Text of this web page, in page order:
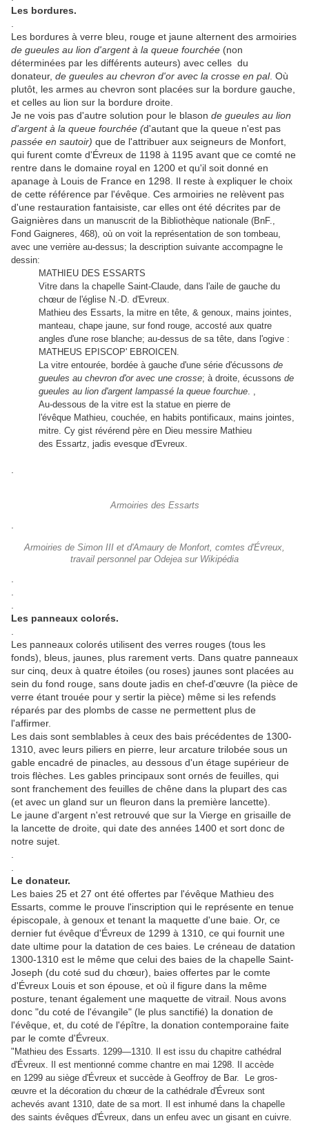
Les bordures.
Les bordures à verre bleu, rouge et jaune alternent des armoiries
de gueules au lion d'argent à la queue fourchée (non
déterminées par les différents auteurs) avec celles du
donateur, de gueules au chevron d'or avec la crosse en pal. Où
plutôt, les armes au chevron sont placées sur la bordure gauche,
et celles au lion sur la bordure droite.
Je ne vois pas d'autre solution pour le blason de gueules au lion
d'argent à la queue fourchée (d'autant que la queue n'est pas
passée en sautoir) que de l'attribuer aux seigneurs de Monfort,
qui furent comte d'Évreux de 1198 à 1195 avant que ce comté ne
rentre dans le domaine royal en 1200 et qu'il soit donné en
apanage à Louis de France en 1298. Il reste à expliquer le choix
de cette référence par l'évêque. Ces armoiries ne relèvent pas
d'une restauration fantaisiste, car elles ont été décrites par de
Gaignières dans un manuscrit de la Bibliothèque nationale (BnF.,
Fond Gaigneres, 468), où on voit la représentation de son tombeau,
avec une verrière au-dessus; la description suivante accompagne le
dessin:
MATHIEU DES ESSARTS
Vitre dans la chapelle Saint-Claude, dans l'aile de gauche du
chœur de l'église N.-D. d'Evreux.
Mathieu des Essarts, la mitre en tête, & genoux, mains jointes,
manteau, chape jaune, sur fond rouge, accosté aux quatre
angles d'une rose blanche; au-dessus de sa tête, dans l'ogive :
MATHEUS EPISCOP' EBROICEN.
La vitre entourée, bordée à gauche d'une série d'écussons de
gueules au chevron d'or avec une crosse; à droite, écussons de
gueules au lion d'argent lampassé la queue fourchue. ,
Au-dessous de la vitre est la statue en pierre de
l'évêque Mathieu, couchée, en habits pontificaux, mains jointes,
mitre. Cy gist révérend père en Dieu messire Mathieu
des Essartz, jadis evesque d'Evreux.
Armoiries des Essarts
Armoiries de Simon III et d'Amaury de Monfort, comtes d'Évreux,
travail personnel par Odejea sur Wikipédia
Les panneaux colorés.
Les panneaux colorés utilisent des verres rouges (tous les
fonds), bleus, jaunes, plus rarement verts. Dans quatre panneaux
sur cinq, deux à quatre étoiles (ou roses) jaunes sont placées au
sein du fond rouge, sans doute jadis en chef-d'œuvre (la pièce de
verre étant trouée pour y sertir la pièce) même si les refends
réparés par des plombs de casse ne permettent plus de
l'affirmer.
Les dais sont semblables à ceux des bais précédentes de 1300-
1310, avec leurs piliers en pierre, leur arcature trilobée sous un
gable encadré de pinacles, au dessous d'un étage supérieur de
trois flèches. Les gables principaux sont ornés de feuilles, qui
sont franchement des feuilles de chêne dans la plupart des cas
(et avec un gland sur un fleuron dans la première lancette).
Le jaune d'argent n'est retrouvé que sur la Vierge en grisaille de
la lancette de droite, qui date des années 1400 et sort donc de
notre sujet.
Le donateur.
Les baies 25 et 27 ont été offertes par l'évêque Mathieu des
Essarts, comme le prouve l'inscription qui le représente en tenue
épiscopale, à genoux et tenant la maquette d'une baie. Or, ce
dernier fut évêque d'Évreux de 1299 à 1310, ce qui fournit une
date ultime pour la datation de ces baies. Le créneau de datation
1300-1310 est le même que celui des baies de la chapelle Saint-
Joseph (du coté sud du chœur), baies offertes par le comte
d'Évreux Louis et son épouse, et où il figure dans la même
posture, tenant également une maquette de vitrail. Nous avons
donc "du coté de l'évangile" (le plus sanctifié) la donation de
l'évêque, et, du coté de l'épître, la donation contemporaine faite
par le comte d'Évreux.
"Mathieu des Essarts. 1299—1310.
Il est issu du chapitre cathédral
d'Évreux. Il est mentionné comme chantre en mai 1298. Il accède
en 1299 au siège d'Évreux et succède à Geoffroy de Bar.
Le gros-
œuvre et la décoration du chœur de la cathédrale d'Évreux sont
achevés avant 1310, date de sa mort. Il est inhumé dans la chapelle
des saints évêques d'Évreux, dans un enfeu avec un gisant en cuivre.